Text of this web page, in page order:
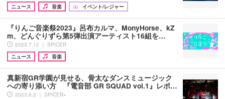
ニュース
音楽 イベント/レジャー
『りんご音楽祭2023』呂布カルマ、MonyHorse、kZ
m、どんぐりずら第5弾出演アーティスト16組を…
2023.7.12 ｜ SPICER
ニュース
音楽
真新宿GR学園が見せる、骨太なダンスミュージック
への寄り添い方 『電音部 GR SQUAD vol.1』レポ…
2023.6.2 ｜ SPICER+